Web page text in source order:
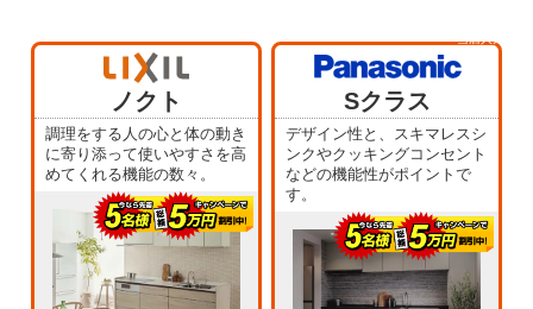
ノクト
調理をする人の心と体の動き
に寄り添って使いやすさを高
めてくれる機能の数々。
Sクラス
デザイン性と、スキマレスシ
ンクやクッキングコンセント
などの機能性がポイントで
す。